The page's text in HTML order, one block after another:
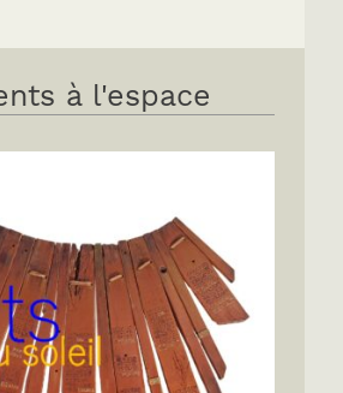
à l'espace